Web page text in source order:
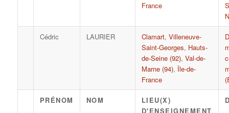
France
Cédric LAURIER Clamart, Villeneuve-
Saint-Georges, Hauts-
de-Seine (92), Val-de-
Marne (94), Île-de-
France
PRÉNOM NOM
LIEU(X)
D'ENSEIGNEMENT